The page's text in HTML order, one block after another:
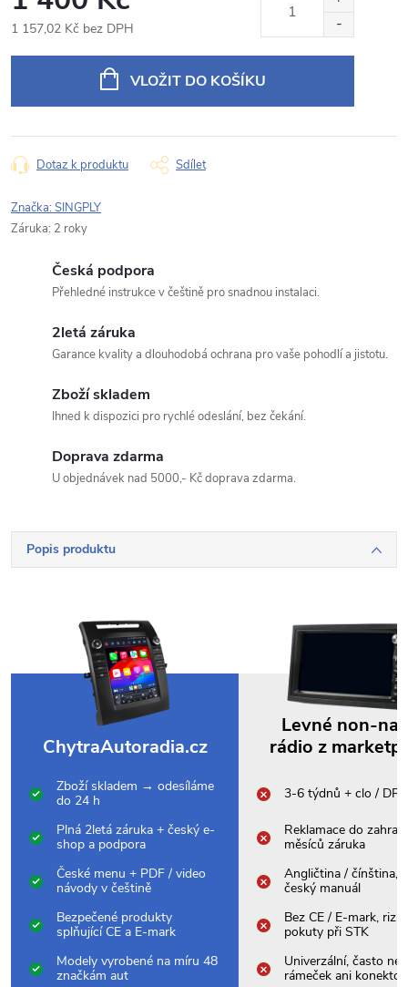
Jméno
Váš dotaz
Odeslat dotaz
Odesláním souhlasíte se
1 157,02 Kč bez DPH
VLOŽIT DO KOŠÍKU
Dotaz k produktu Sdílet
Značka:SINGPLY
Záruka: 2 roky
Česká podpora
Přehledné instrukce v češtině pro snadnou instalaci.
2letá záruka
Garance kvality a dlouhodobá ochrana pro vaše pohodlí a jistotu.
Zboží skladem
Ihned k dispozici pro rychlé odeslání, bez čekání.
Doprava zdarma
U objednávek nad 5000,- Kč doprava zdarma.
Popis produktu
ChytraAutoradia.cz
Levné non-
rádio z
Zboží skladem → odesíláme
do 24 h
3-6 týdnů + clo /
Plná 2letá záruka + český e-
shop a podpora
Reklamace do
měsíců záruka
České menu + PDF / video
návody v češtině
Angličtina / čínština,
český manuál
Bezpečené produkty
splňující CE a E-mark
Bez CE / E-mark,
pokuty při STK
Modely vyrobené na míru 48
značkám aut
Univerzální, často
rámeček ani konektor